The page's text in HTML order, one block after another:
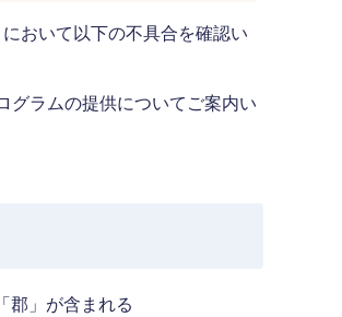
おいて以下の不具合を確認い
グラムの提供についてご案内い
郡」が含まれる